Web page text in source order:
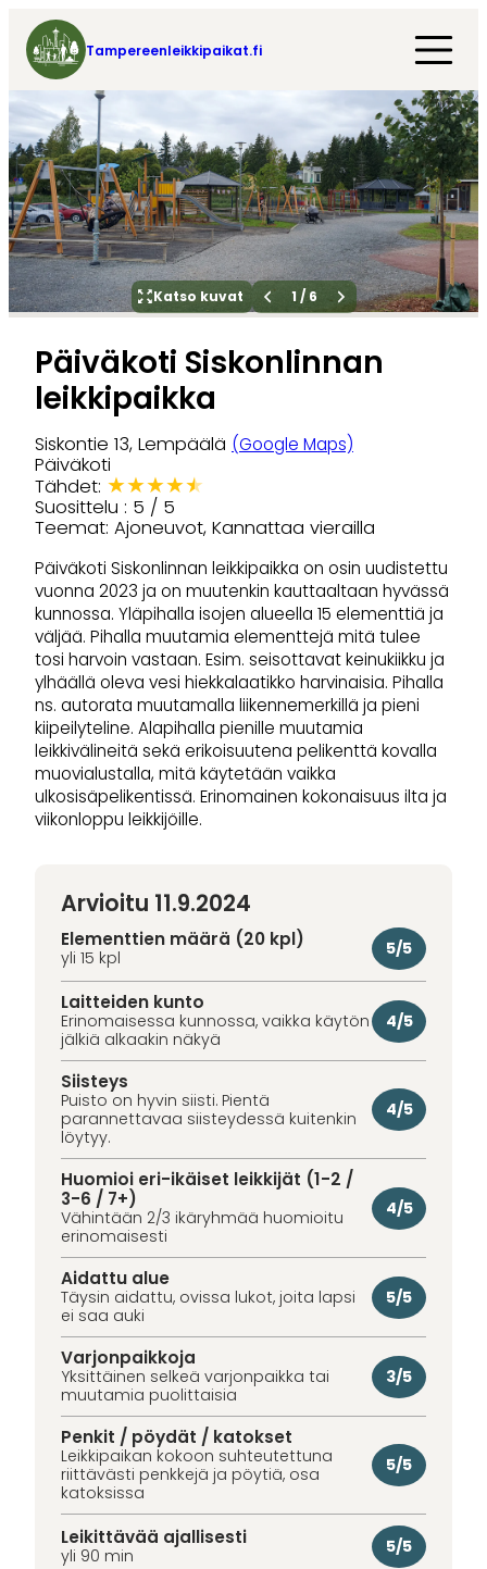
Tampereenleikkipaikat.fi
Katso kuvat 1 / 6
Päiväkoti Siskonlinnan
leikkipaikka
Siskontie 13, Lempäälä (Google Maps)
Päiväkoti
Tähdet: ★★★★★
Suosittelu : 5 / 5
Teemat: Ajoneuvot, Kannattaa vierailla
Päiväkoti Siskonlinnan leikkipaikka on osin uudistettu
vuonna 2023 ja on muutenkin kauttaaltaan hyvässä
kunnossa. Yläpihalla isojen alueella 15 elementtiä ja
väljää. Pihalla muutamia elementtejä mitä tulee
tosi harvoin vastaan. Esim. seisottavat keinukiikku ja
ylhäällä oleva vesi hiekkalaatikko harvinaisia. Pihalla
ns. autorata muutamalla liikennemerkillä ja pieni
kiipeilyteline. Alapihalla pienille muutamia
leikkivälineitä sekä erikoisuutena pelikenttä kovalla
muovialustalla, mitä käytetään vaikka
ulkosisäpelikentissä. Erinomainen kokonaisuus ilta ja
viikonloppu leikkijöille.
Arvioitu 11.9.2024
Elementtien määrä (20 kpl)
yli 15 kpl 5/5
Laitteiden kunto
Erinomaisessa kunnossa, vaikka käytön
jälkiä alkaakin näkyä
4/5
Siisteys
Puisto on hyvin siisti. Pientä
parannettavaa siisteydessä kuitenkin
löytyy.
4/5
Huomioi eri-ikäiset leikkijät (1-2 /
3-6 / 7+)
Vähintään 2/3 ikäryhmää huomioitu
erinomaisesti
4/5
Aidattu alue
Täysin aidattu, ovissa lukot, joita lapsi
ei saa auki
5/5
Varjonpaikkoja
Yksittäinen selkeä varjonpaikka tai
muutamia puolittaisia
3/5
Penkit / pöydät / katokset
Leikkipaikan kokoon suhteutettuna
riittävästi penkkejä ja pöytiä, osa
katoksissa
5/5
Leikittävää ajallisesti
yli 90 min 5/5